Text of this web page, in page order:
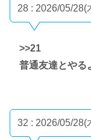
28 : 2026/05/28(
>>21
普通友達とやる
32 : 2026/05/28(